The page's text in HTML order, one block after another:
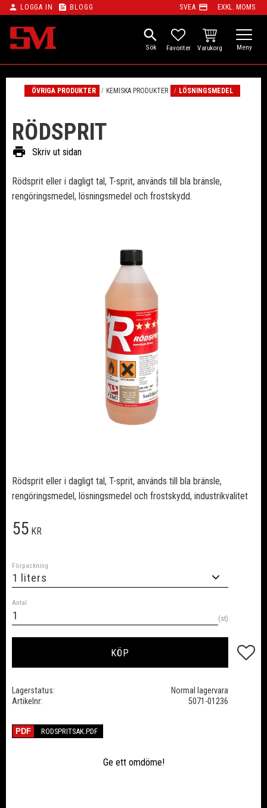
Meny
person LOGGA IN feed BLOGG SVEA payment EXKL. MOMS
search
FAVORITER
KUNDVAGN
ÖVRIGA PRODUKTER KEMISKA PRODUKTER LÖSNINGSMEDEL
RÖDSPRIT
print Skriv ut sidan
​Rödsprit eller i dagligt tal, T-sprit, används till bla bränsle,
rengöringsmedel, lösningsmedel och frostskydd.​
Rödsprit eller i dagligt tal, T-sprit, används till bla bränsle,
rengöringsmedel, lösningsmedel och frostskydd, industrikvalitet
55 KR
Förpackning
Antal
st
KÖP Lägg
Lagerstatus
Normal lagervara
Artikelnr
5071-01236
RODSPRITSAK.PDF
Ge ett omdöme!